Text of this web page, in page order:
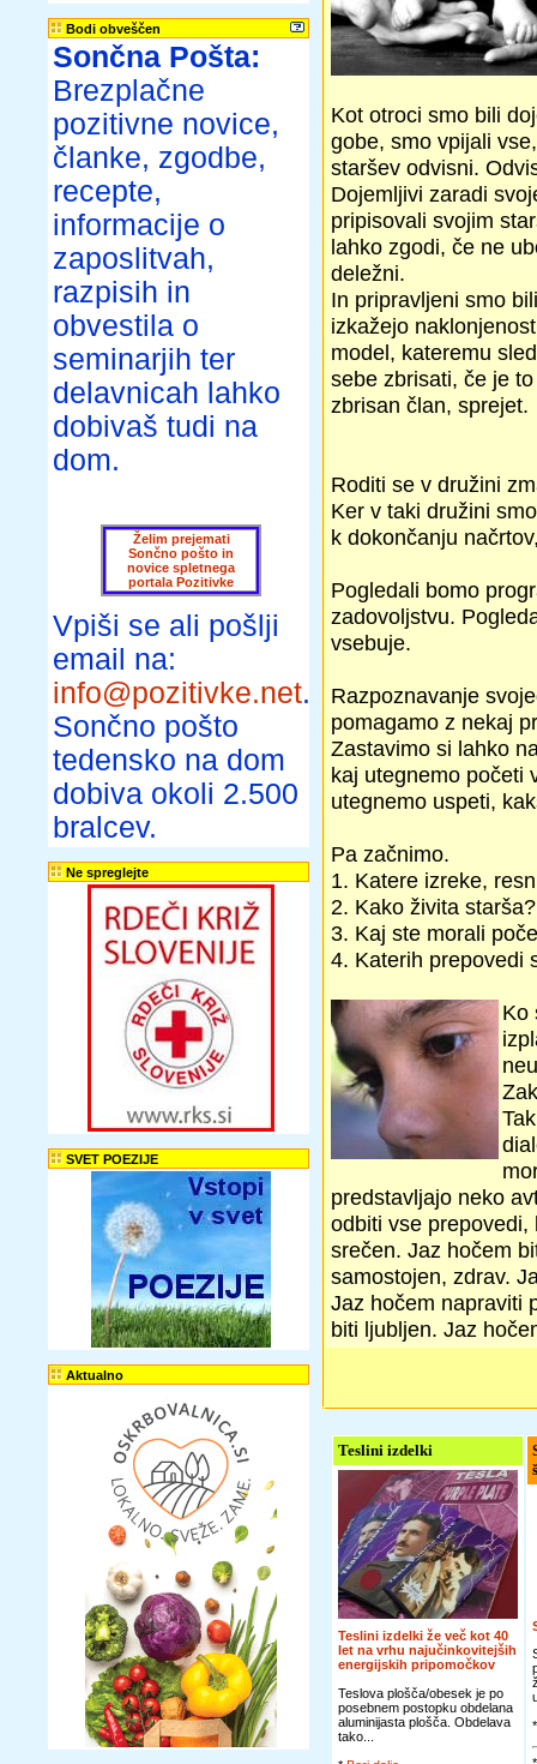
Bodi obveščen
Sončna Pošta:
Brezplačne
pozitivne novice,
članke, zgodbe,
recepte,
informacije o
zaposlitvah,
razpisih in
obvestila o
seminarjih ter
delavnicah lahko
dobivaš tudi na
dom.
Želim prejemati
Sončno pošto in
novice spletnega
portala Pozitivke
Vpiši se ali pošlji
email na:
info@pozitivke.net.
Sončno pošto
tedensko na dom
dobiva okoli 2.500
bralcev.
Ne spreglejte
SVET POEZIJE
Aktualno
Kot otroci smo bili
gobe, smo vpijali
staršev odvisni.
Dojemljivi zaradi
pripisovali svojim
lahko zgodi, če ne
deležni.
In pripravljeni smo
izkažejo
model, kateremu
sebe zbrisati, če je
zbrisan član, sprejet.
Roditi se v družini
Ker v taki družini
k dokončanju
Pogledali bomo
zadovoljstvu.
vsebuje.
Razpoznavanje
pomagamo z nekaj
Zastavimo si lahko
kaj utegnemo početi
utegnemo uspeti,
Pa začnimo.
1. Katere izreke,
2. Kako živita starša?
3. Kaj ste morali
4. Katerih prepovedi
Ko
predstavljajo neko
odbiti vse
srečen. Jaz hočem
samostojen, zdrav.
Jaz hočem napraviti
biti ljubljen. Jaz
Teslini izdelki
Teslini izdelki že več kot 40
let na vrhu najučinkovitejših
energijskih pripomočkov
Teslova plošča/obesek je po
posebnem postopku obdelana
aluminijasta plošča. Obdelava
tako...